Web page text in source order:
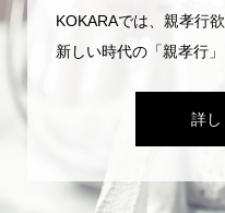
KOKARAでは、親孝行
新しい時代の「親孝行
詳し